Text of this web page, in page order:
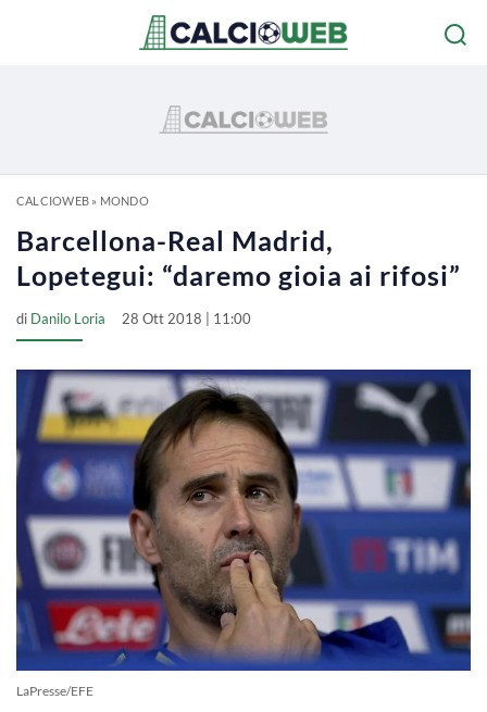
CALCIOWEB» MONDO
Barcellona-Real Madrid,
Lopetegui: “daremo gioia ai rifosi”
di Danilo Loria 28 Ott 2018 | 11:00
LaPresse/EFE